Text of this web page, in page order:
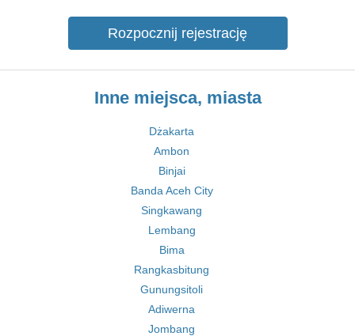
Rozpocznij rejestrację
Inne miejsca, miasta
Dżakarta
Ambon
Binjai
Banda Aceh City
Singkawang
Lembang
Bima
Rangkasbitung
Gunungsitoli
Adiwerna
Jombang